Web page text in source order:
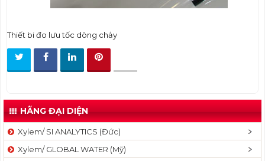
Thiết bi đo lưu tốc dòng chảy
HÃNG ĐẠI DIỆN
Xylem/ SI ANALYTICS (Đức)
Xylem/ GLOBAL WATER (Mỹ)